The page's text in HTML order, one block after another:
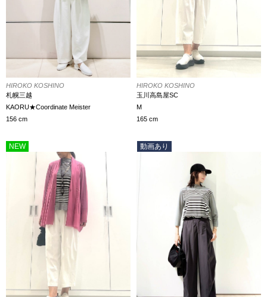
HIROKO KOSHINO
札幌三越
KAORU★Coordinate Meister
156 cm
HIROKO KOSHINO
玉川高島屋SC
M
165 cm
NEW 動画あり